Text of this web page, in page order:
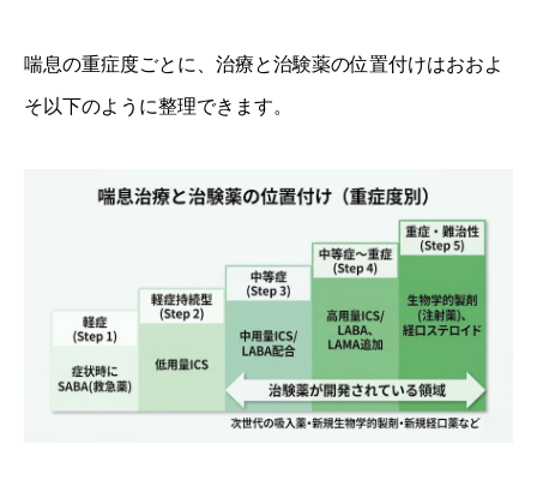
喘息の重症度ごとに、治療と治験薬の位置付けはおおよ
そ以下のように整理できます。